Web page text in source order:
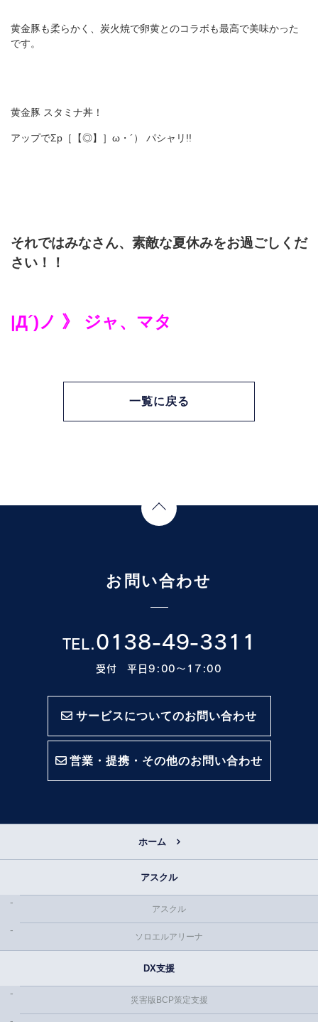
黄金豚も柔らかく、炭火焼で卵黄とのコラボも最高で美味かった
です。
黄金豚 スタミナ丼！
アップでΣp［【◎】］ω・´） パシャリ!!
それではみなさん、素敵な夏休みをお過ごしくだ
さい！！
|Д´)ノ 》 ジャ、マタ
一覧に戻る
お問い合わせ
TEL.0138-49-3311
受付 平日9:00〜17:00
サービスについてのお問い合わせ
営業・提携・その他のお問い合わせ
ホーム
アスクル
アスクル
ソロエルアリーナ
DX支援
災害版BCP策定支援